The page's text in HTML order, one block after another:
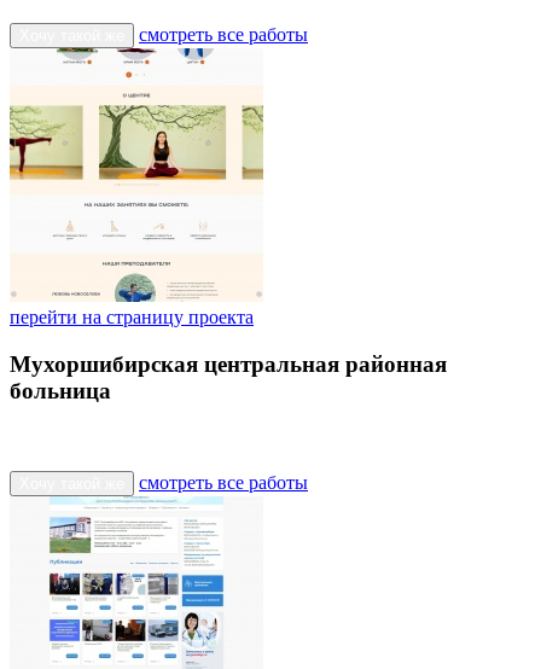
смотреть все работы
перейти на страницу проекта
Мухоршибирская центральная районная
больница
смотреть все работы